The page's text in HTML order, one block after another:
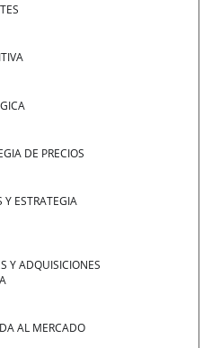
DE PRECIOS
ESTRATEGIA
Y ADQUISICIONES
AL MERCADO